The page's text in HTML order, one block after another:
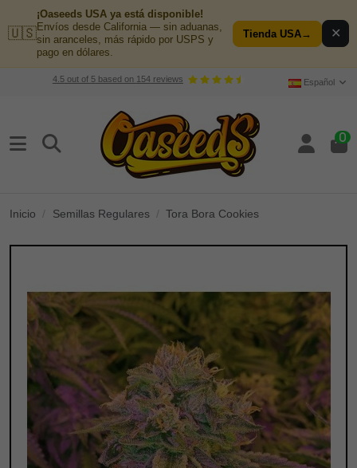
🇺🇸
¡Oaseeds USA ya está disponible!
Envíos desde California — sin aduanas,
sin aranceles, más rápido por USPS y
pago en dólares.
Tienda USA→ ✕
4.5out of 5based on 154reviews Español
0
Inicio Semillas Regulares Tora Bora Cookies